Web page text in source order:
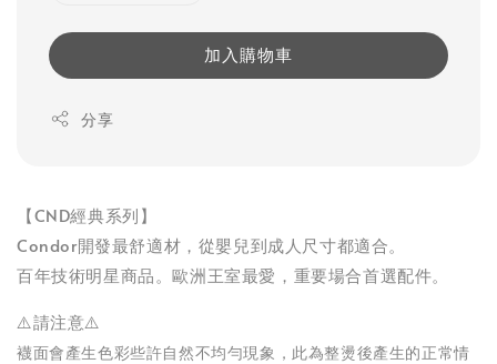
加入購物車
分享
【CND經典系列】
Condor開發最舒適材，從嬰兒到成人尺寸都適合。
百年技術明星商品。歐洲王室最愛，重要場合首選配件。
⚠️請注意⚠️
襪面會產生色彩些許自然不均勻現象，此為整燙後產生的正常情